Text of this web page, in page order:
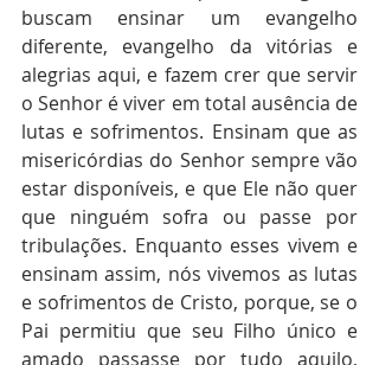
buscam ensinar um evangelho
diferente, evangelho da vitórias e
alegrias aqui, e fazem crer que servir
o Senhor é viver em total ausência de
lutas e sofrimentos. Ensinam que as
misericórdias do Senhor sempre vão
estar disponíveis, e que Ele não quer
que ninguém sofra ou passe por
tribulações. Enquanto esses vivem e
ensinam assim, nós vivemos as lutas
e sofrimentos de Cristo, porque, se o
Pai permitiu que seu Filho único e
amado passasse por tudo aquilo,